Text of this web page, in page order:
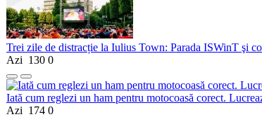
Trei zile de distracție la Iulius Town: Parada ISWinT şi
Azi 130 0
Iată cum reglezi un ham pentru motocoasă corect.
Azi 174 0